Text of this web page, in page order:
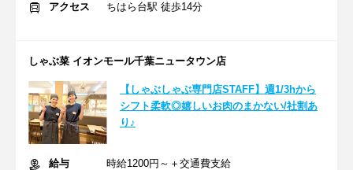
アクセス
ちはら台駅 徒歩14分
しゃぶ菜 イオンモール千葉ニュータウン店
【しゃぶしゃぶ専門店STAFF】週1/3hから
シフト柔軟◎嬉しいお肉のまかない/社割あ
り♪
給与
時給1200円～＋交通費支給